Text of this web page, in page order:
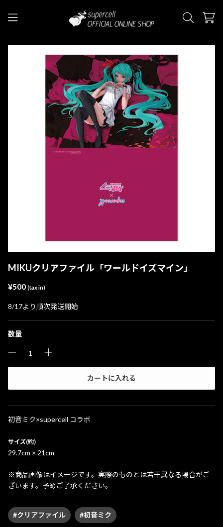
MIKUクリアファイル「ワールドイズマイン」
¥500 (tax in)
8/17より順次発送開始
数量
カートに入れる
初音ミク×supercell コラボ
サイズ(約)
29.7cm × 21cm
※商品画像はイメージです。実際のものとは若干異なる場合がご
ざいます。予めご了承ください。
#クリアファイル #初音ミク